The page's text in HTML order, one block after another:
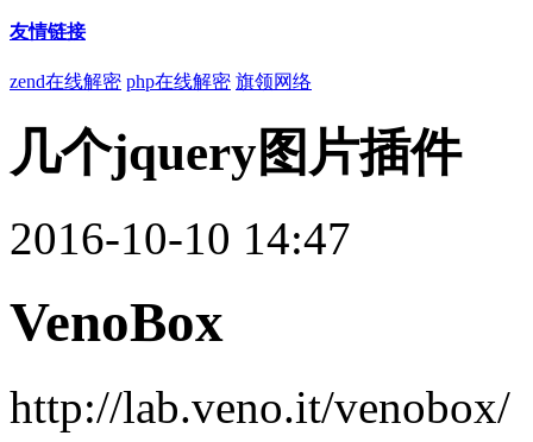
友情链接
zend在线解密 php在线解密 旗领网络
几个jquery图片插件
2016-10-10 14:47
VenoBox
http://lab.veno.it/venobox/